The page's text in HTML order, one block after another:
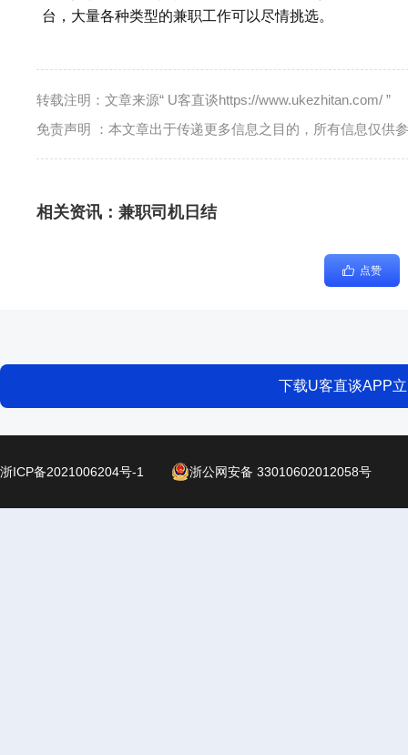
台，大量各种类型的兼职工作可以尽情挑选。
转载注明：文章来源“ U客直谈https://www.ukezhitan.com/ ”
免责声明 ：本文章出于传递更多信息之目的，所有信息仅供
相关资讯： 兼职司机日结
点赞
下载U客直谈APP
浙ICP备2021006204号-1 浙公网安备 33010602012058号